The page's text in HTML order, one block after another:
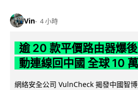
Vin 4 小時
逾 20 款平價路由器爆
動連線回中國 全球 10
網絡安全公司 VulnCheck 揭發中國智